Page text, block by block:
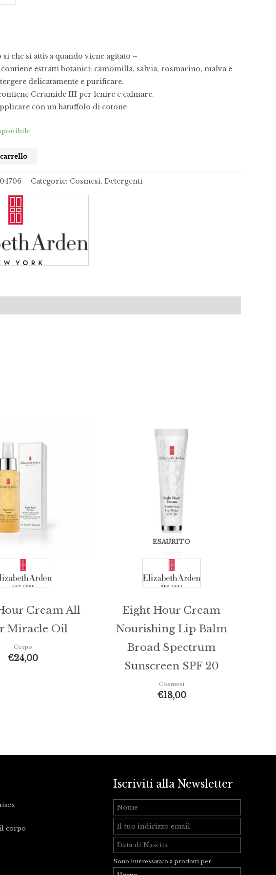
che si attiva quando viene agitato –
contiene estratti botanici: camomilla, salvia, rosmarino, malva e
delicatamente e purificare.
Ceramide III per lenire e calmare.
con un batuffolo di cotone
Categorie: Cosmesi, Detergenti
Cream All
Miracle Oil
Corpo
€24,00
ESAURITO
Eight Hour Cream
Nourishing Lip Balm
Broad Spectrum
Sunscreen SPF 20
Cosmesi
€18,00
corpo
Iscriviti alla Newsletter
Sono interessata/o a prodotti per: